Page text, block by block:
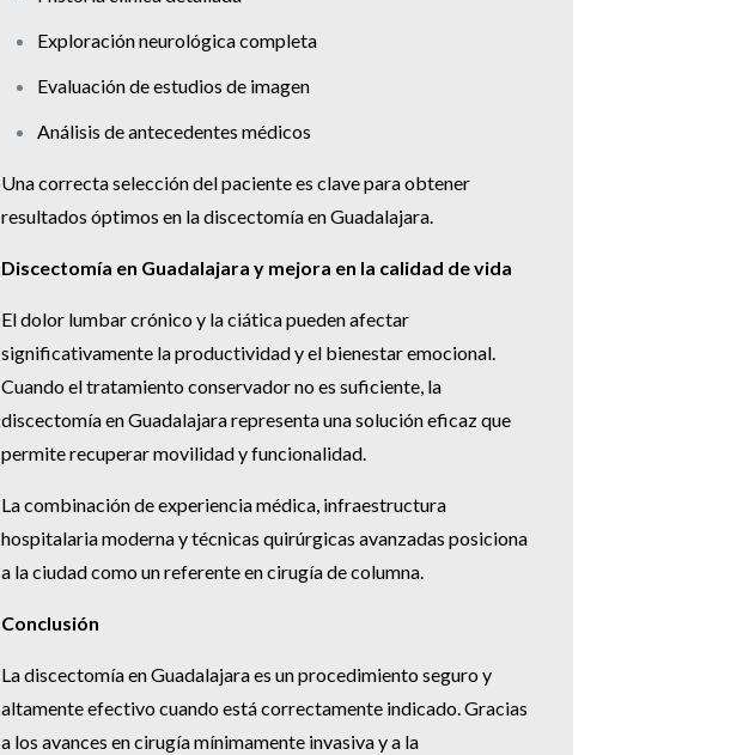
Exploración neurológica completa
Evaluación de estudios de imagen
Análisis de antecedentes médicos
Una correcta selección del paciente es clave para obtener
resultados óptimos en la discectomía en Guadalajara.
Discectomía en Guadalajara y mejora en la calidad de vida
El dolor lumbar crónico y la ciática pueden afectar
significativamente la productividad y el bienestar emocional.
Cuando el tratamiento conservador no es suficiente, la
discectomía en Guadalajara representa una solución eficaz que
permite recuperar movilidad y funcionalidad.
La combinación de experiencia médica, infraestructura
hospitalaria moderna y técnicas quirúrgicas avanzadas posiciona
a la ciudad como un referente en cirugía de columna.
Conclusión
La discectomía en Guadalajara es un procedimiento seguro y
altamente efectivo cuando está correctamente indicado. Gracias
a los avances en cirugía mínimamente invasiva y a la